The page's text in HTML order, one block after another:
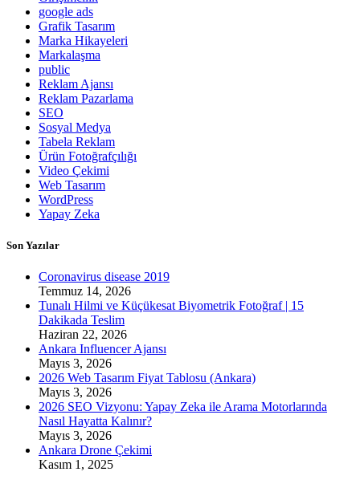
google ads
Grafik Tasarım
Marka Hikayeleri
Markalaşma
public
Reklam Ajansı
Reklam Pazarlama
SEO
Sosyal Medya
Tabela Reklam
Ürün Fotoğrafçılığı
Video Çekimi
Web Tasarım
WordPress
Yapay Zeka
Son Yazılar
Coronavirus disease 2019
Temmuz 14, 2026
Tunalı Hilmi ve Küçükesat Biyometrik Fotoğraf | 15
Dakikada Teslim
Haziran 22, 2026
Ankara Influencer Ajansı
Mayıs 3, 2026
2026 Web Tasarım Fiyat Tablosu (Ankara)
Mayıs 3, 2026
2026 SEO Vizyonu: Yapay Zeka ile Arama Motorlarında
Nasıl Hayatta Kalınır?
Mayıs 3, 2026
Ankara Drone Çekimi
Kasım 1, 2025